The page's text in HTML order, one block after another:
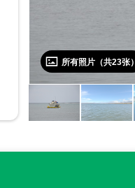
所有照片（共23张）